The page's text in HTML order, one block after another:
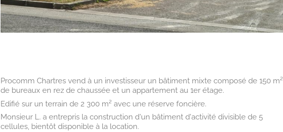
Procomm Chartres vend à un investisseur un bâtiment mixte composé de 150 m²
de bureaux en rez de chaussée et un appartement au 1er étage.
Edifié sur un terrain de 2 300 m² avec une réserve foncière.
Monsieur L. a entrepris la construction d'un bâtiment d'activité divisible de 5
cellules, bientôt disponible à la location.